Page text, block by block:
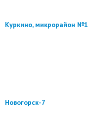
Куркино, микрорайон №1
Новогорск-7